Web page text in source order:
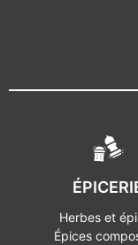
Herbes et
Épices